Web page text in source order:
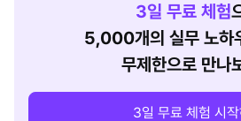
3일 무료 체험
5,000개의 실무 노하
무제한으로 만나
3일 무료 체험 시작